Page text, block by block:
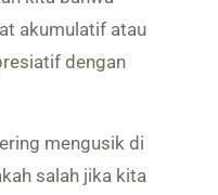
akumulatif atau
dengan
mengusik di
salah jika kita